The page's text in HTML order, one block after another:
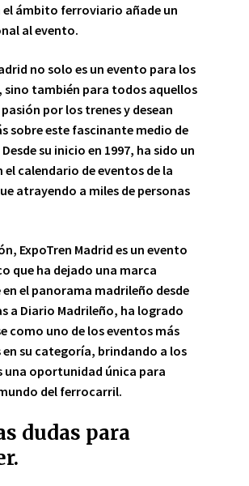
el ámbito ferroviario añade un
al evento.
no solo es un evento para los
sino también para todos aquellos
por los trenes y desean
sobre este fascinante medio de
su inicio en 1997, ha sido un
el calendario de eventos de la
atrayendo a miles de personas
ExpoTren Madrid es un evento
que ha dejado una marca
el panorama madrileño desde
a Diario Madrileño, ha logrado
como uno de los eventos más
su categoría, brindando a los
una oportunidad única para
del ferrocarril.
dudas para